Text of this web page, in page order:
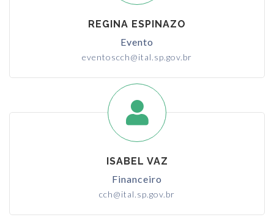
REGINA ESPINAZO
Evento
eventoscch@ital.sp.gov.br
ISABEL VAZ
Financeiro
cch@ital.sp.gov.br